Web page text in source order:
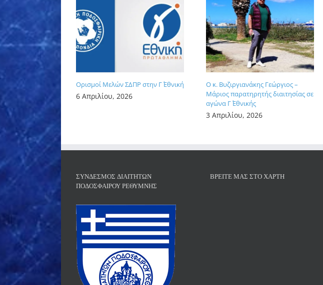
Ορισμοί Μελών ΣΔΠΡ στην Γ΄ Εθνική
6 Απριλίου, 2026
Ο κ. Βυζιργιανάκης Γεώργιος –
Μάριος παρατηρητής διαιτησίας σε
αγώνα Γ΄ Εθνικής
3 Απριλίου, 2026
ΣΎΝΔΕΣΜΟΣ ΔΙΑΙΤΗΤΏΝ
ΠΟΔΟΣΦΑΊΡΟΥ ΡΕΘΎΜΝΗΣ
ΒΡΕΊΤΕ ΜΑΣ ΣΤΟ ΧΆΡΤΗ